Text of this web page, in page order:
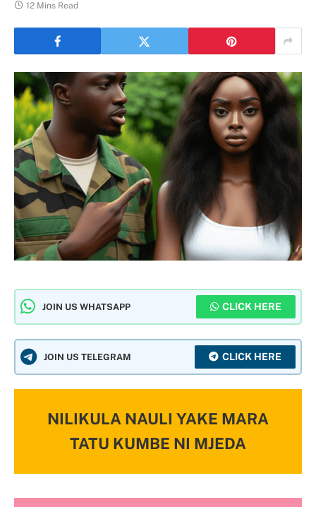
12 Mins Read
JOIN US WHATSAPP CLICK HERE
JOIN US TELEGRAM CLICK HERE
NILIKULA NAULI YAKE MARA
TATU KUMBE NI MJEDA